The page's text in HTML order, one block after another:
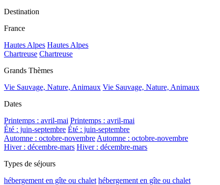
Destination
France
Hautes Alpes Hautes Alpes
Chartreuse Chartreuse
Grands Thèmes
Vie Sauvage, Nature, Animaux Vie Sauvage, Nature, Animaux
Dates
Printemps : avril-mai Printemps : avril-mai
Été : juin-septembre Été : juin-septembre
Automne : octobre-novembre Automne : octobre-novembre
Hiver : décembre-mars Hiver : décembre-mars
Types de séjours
hébergement en gîte ou chalet hébergement en gîte ou chalet